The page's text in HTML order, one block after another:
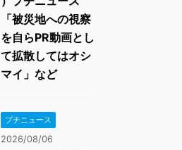
「被災地への視察
を自らPR動画とし
て拡散してはオシ
マイ」など
プチニュース
2026/08/06